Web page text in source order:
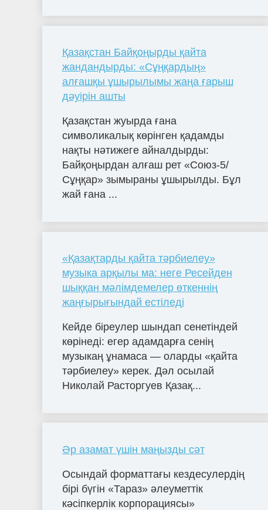
Қазақстан Байқоңырды қайта
жандандырды: «Сұңқардың»
алғашқы ұшырылымы жаңа ғарыш
дәуірін ашты
Қазақстан жуырда ғана
символикалық көрінген қадамды
нақты нәтижеге айналдырды:
Байқоңырдан алғаш рет «Союз-5/
Сұңқар» зымыраны ұшырылды. Бұл
жай ғана ...
«Қазақтарды қайта тәрбиелеу»
музыка арқылы ма: неге Ресейден
шыққан мәлімдемелер өткеннің
жаңғырығындай естіледі
Кейде біреулер шындап сенетіндей
көрінеді: егер адамдарға сенің
музыкаң ұнамаса — оларды «қайта
тәрбиелеу» керек. Дәл осылай
Николай Расторгуев Қазақ...
Әр азамат үшін маңызды сәт
Осындай форматтағы кездесулердің
бірі бүгін «Тараз» әлеуметтік
кәсіпкерлік корпорациясы»